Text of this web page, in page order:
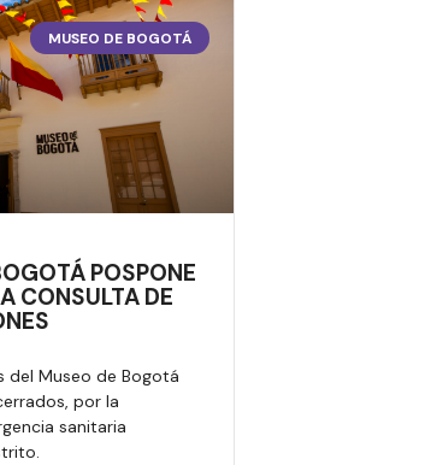
MUSEO DE BOGOTÁ
POSPONE
CONSULTA DE
del Museo de Bogotá
por la
sanitaria